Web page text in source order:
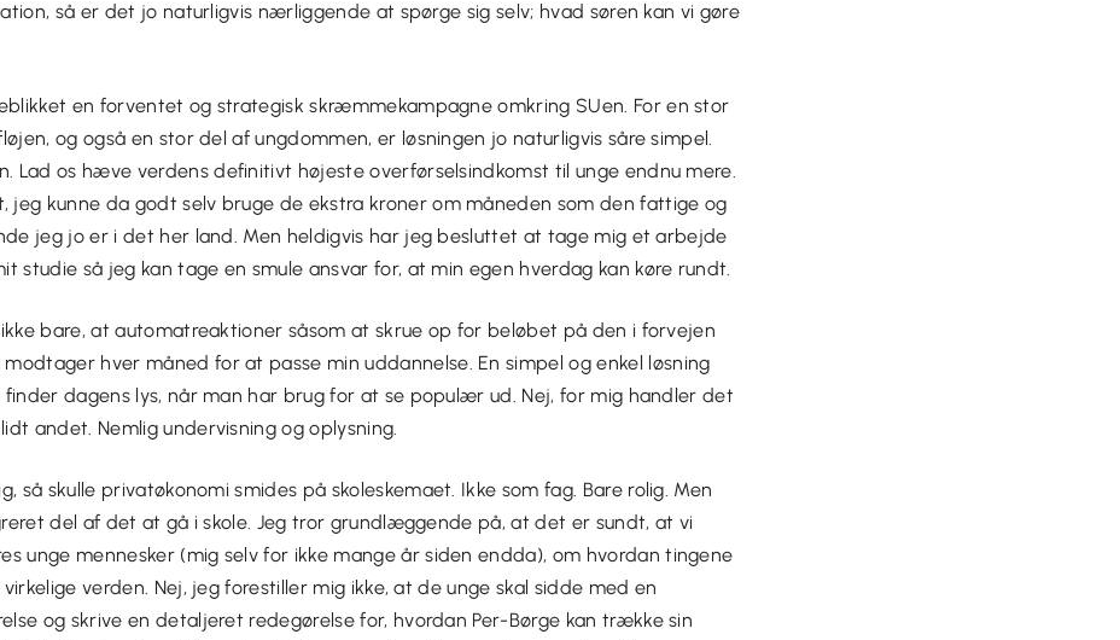
så er det jo naturligvis nærliggende at spørge sig selv; hvad søren kan vi gøre
en forventet og strategisk skræmmekampagne omkring SUen. For en stor
og også en stor del af ungdommen, er løsningen jo naturligvis såre simpel.
Lad os hæve verdens definitivt højeste overførselsindkomst til unge endnu mere.
jeg kunne da godt selv bruge de ekstra kroner om måneden som den fattige og
jeg jo er i det her land. Men heldigvis har jeg besluttet at tage mig et arbejde
studie så jeg kan tage en smule ansvar for, at min egen hverdag kan køre rundt.
ikke bare, at automatreaktioner såsom at skrue op for beløbet på den i forvejen
hver måned for at passe min uddannelse. En simpel og enkel løsning
dagens lys, når man har brug for at se populær ud. Nej, for mig handler det
andet. Nemlig undervisning og oplysning.
så skulle privatøkonomi smides på skoleskemaet. Ikke som fag. Bare rolig. Men
del af det at gå i skole. Jeg tror grundlæggende på, at det er sundt, at vi
unge mennesker (mig selv for ikke mange år siden endda), om hvordan tingene
verden. Nej, jeg forestiller mig ikke, at de unge skal sidde med en
og skrive en detaljeret redegørelse for, hvordan Per-Børge kan trække sin